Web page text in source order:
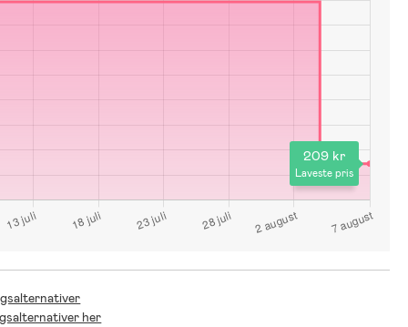
209 kr
Laveste pris
her